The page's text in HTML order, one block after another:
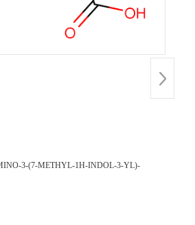
3-(7-METHYL-1H-INDOL-3-YL)-